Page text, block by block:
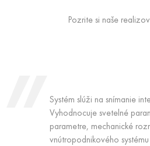
Pozrite si naše
Systém slúži na snímanie
Vyhodnocuje svetelné
parametre, mechanické
vnútropodnikového